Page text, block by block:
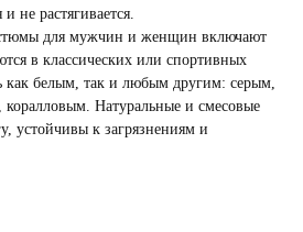
МЕДИЦИНСКИЕ БРЮКИ
Смотреть
не растягивается.
для мужчин и женщин включают
в классических или спортивных
как белым, так и любым другим: серым,
Натуральные и смесовые
устойчивы к загрязнениям и